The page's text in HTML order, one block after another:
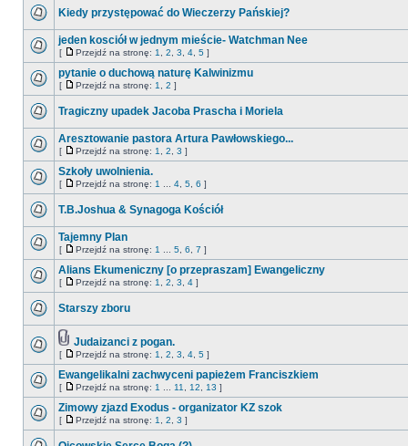
Kiedy przystępować do Wieczerzy Pańskiej?
jeden kosciół w jednym mieście- Watchman Nee
[ Przejdź na stronę: 1 2 3 4 5 ]
pytanie o duchową naturę Kalwinizmu
[ Przejdź na stronę: 1 2 ]
Tragiczny upadek Jacoba Prascha i Moriela
Aresztowanie pastora Artura Pawłowskiego...
[ Przejdź na stronę: 1 2 3 ]
Szkoły uwolnienia.
[ Przejdź na stronę: 1 4 5 6 ]
T.B.Joshua & Synagoga Kościół
Tajemny Plan
[ Przejdź na stronę: 1 5 6 7 ]
Alians Ekumeniczny [o przepraszam] Ewangeliczny
[ Przejdź na stronę: 1 2 3 4 ]
Starszy zboru
Judaizanci z pogan.
[ Przejdź na stronę: 1 2 3 4 5 ]
Ewangelikalni zachwyceni papieżem Franciszkiem
[ Przejdź na stronę: 1 11 12 13 ]
Zimowy zjazd Exodus - organizator KZ szok
[ Przejdź na stronę: 1 2 3 ]